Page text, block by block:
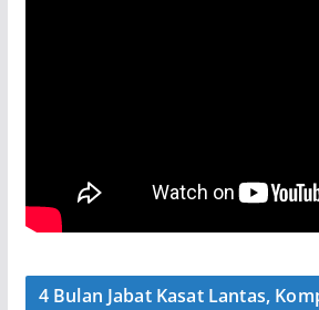
4 Bulan Jabat Kasat Lantas,